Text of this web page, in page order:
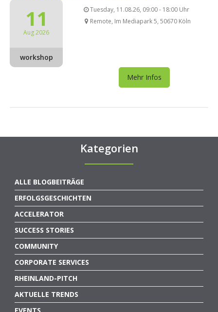
11
Aug 2026
workshop
Tuesday, 11.08.26, 09:00 - 18:00 Uhr
Remote, Im Mediapark 5, 50670 Köln
Mehr Infos
Kategorien
ALLE BLOGBEITRÄGE
ERFOLGSGESCHICHTEN
ACCELERATOR
SUCCESS STORIES
COMMUNITY
CORPORATE SERVICES
RHEINLAND-PITCH
AKTUELLE TRENDS